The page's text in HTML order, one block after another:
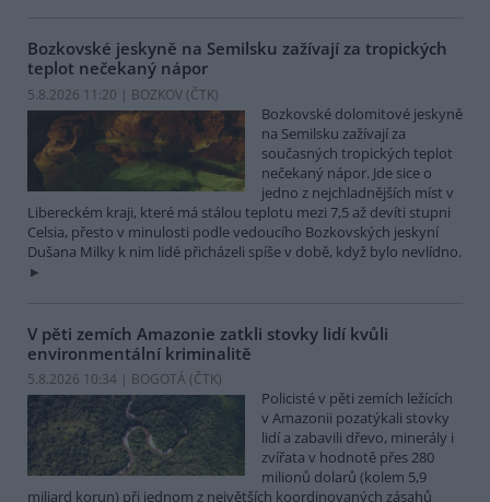
Bozkovské jeskyně na Semilsku zažívají za tropických
teplot nečekaný nápor
5.8.2026 11:20 | BOZKOV (ČTK)
Bozkovské dolomitové jeskyně
na Semilsku zažívají za
současných tropických teplot
nečekaný nápor. Jde sice o
jedno z nejchladnějších míst v
Libereckém kraji, které má stálou teplotu mezi 7,5 až devíti stupni
Celsia, přesto v minulosti podle vedoucího Bozkovských jeskyní
Dušana Milky k nim lidé přicházeli spíše v době, když bylo nevlídno.
V pěti zemích Amazonie zatkli stovky lidí kvůli
environmentální kriminalitě
5.8.2026 10:34 | BOGOTÁ (ČTK)
Policisté v pěti zemích ležících
v Amazonii pozatýkali stovky
lidí a zabavili dřevo, minerály i
zvířata v hodnotě přes 280
milionů dolarů (kolem 5,9
miliard korun) při jednom z největších koordinovaných zásahů